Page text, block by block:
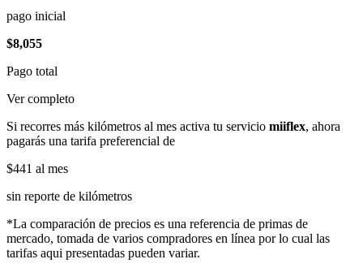
pago inicial
$8,055
Pago total
Ver completo
Si recorres más kilómetros al mes activa tu servicio miiflex, ahora
pagarás una tarifa preferencial de
$441 al mes
sin reporte de kilómetros
*La comparación de precios es una referencia de primas de
mercado, tomada de varios compradores en línea por lo cual las
tarifas aqui presentadas pueden variar.